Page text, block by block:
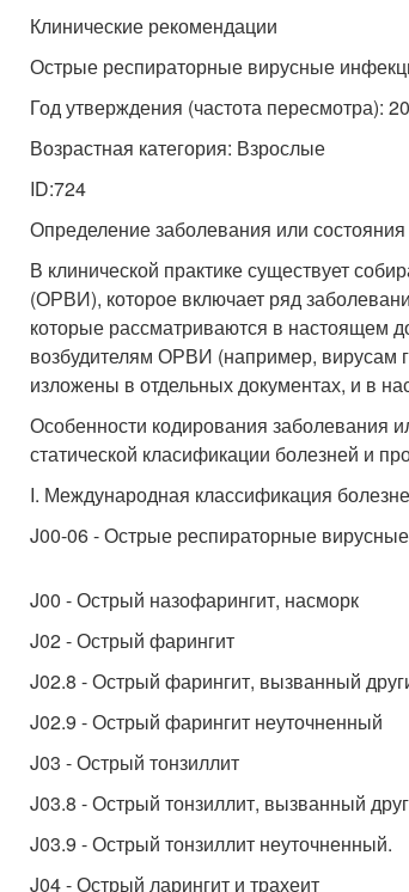
Клинические рекомендации
Острые респираторные вирусные
Год утверждения (частота пересмотра):
Возрастная категория: Взрослые
ID:724
Определение заболевания или
В клинической практике существует
(ОРВИ), которое включает ряд
которые рассматриваются в настоящем
возбудителям ОРВИ (например, вирусам
изложены в отдельных документах, и в
Особенности кодирования заболевания
статической класификации болезней и
I. Международная классификация
J00-06 - Острые респираторные
J00 - Острый назофарингит, насморк
J02 - Острый фарингит
J02.8 - Острый фарингит, вызванный
J02.9 - Острый фарингит неуточненный
J03 - Острый тонзиллит
J03.8 - Острый тонзиллит, вызванный
J03.9 - Острый тонзиллит неуточненный.
J04 - Острый ларингит и трахеит